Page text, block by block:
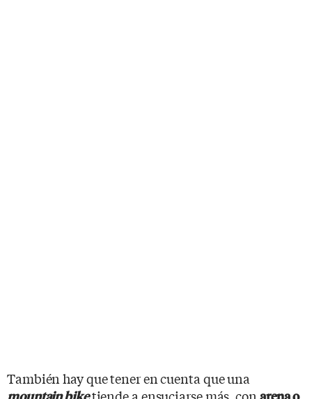
También hay que tener en cuenta que una
tiende a ensuciarse más, con